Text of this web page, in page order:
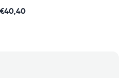
€40,40